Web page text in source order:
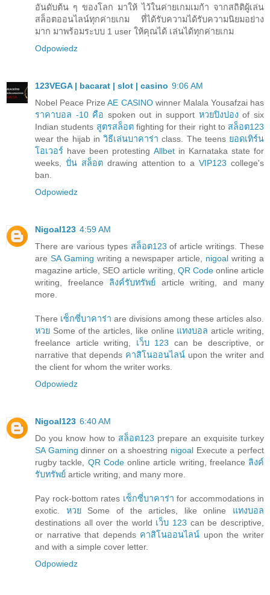
อันดับต้น ๆ ของโลก มาให้ ไว้ในค่ายเกมเมก้า จากสถิติผู้เล่น
สล็อตออนไลน์ทุกค่ายเกม ที่ได้รับความได้รับความนิยมอย่าง
มาก มาพร้อมระบบ 1 user ให้คุณได้ เล่นได้ทุกค่ายเกม
Odpowiedz
123VEGA | bacarat | slot | casino 9:06 AM
Nobel Peace PrizeAE CASINOwinner Malala Yousafzai has
ราคาบอล -10 คือ spoken out in support หวยปิงปอง of six
Indian students สูตรสล็อตfighting for their right to สล็อต123
wear the hijab in วิธีเล่นบาคาร่า class. The teens ยอดเทิร์น
โอเวอร์ have been protesting Allbetin Karnataka state for
weeks, ปั่น สล็อตdrawing attention to aVIP123 college's
ban.
Odpowiedz
Nigoal123 4:59 AM
There are various types สล็อต123 of article writings. These
are SA Gaming writing a newspaper article, nigoal writing a
magazine article, SEO article writing, QR Codeonline article
writing, freelance ลิงค์รับทรัพย์ article writing, and many
more.
There เซ็กซี่บาคาร่า are divisions among these articles also.
หวย Some of the articles, like online แทงบอล article writing,
freelance article writing, เว็บ 123 can be descriptive, or
narrative that depends คาสิโนออนไลน์ upon the writer and
the client for whom the writer works.
Odpowiedz
Nigoal123 6:40 AM
Do you know how to สล็อต123 prepare an exquisite turkey
SA Gaming dinner on a shoestring nigoal Execute a perfect
rugby tackle, QR Codeonline article writing, freelance ลิงค์
รับทรัพย์ article writing, and many more.
Pay rock-bottom rates เซ็กซี่บาคาร่า for accommodations in
exotic. หวยSome of the articles, like online แทงบอล
destinations all over the world เว็บ 123 can be descriptive,
or narrative that depends คาสิโนออนไลน์ upon the writer
and with a simple cover letter.
Odpowiedz